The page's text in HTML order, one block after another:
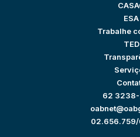
ESA
Trabalhe
TED
62